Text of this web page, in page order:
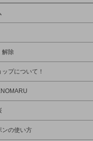
解除
プについて！
ンの使い方